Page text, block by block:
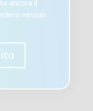
ancora il
nessun